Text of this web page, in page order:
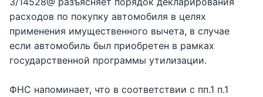
расходов по покупку автомобиля в целях
применения имущественного вычета, в случае
если автомобиль был приобретен в рамках
государственной программы утилизации.
ФНС напоминает, что в соответствии с пп.1 п.1